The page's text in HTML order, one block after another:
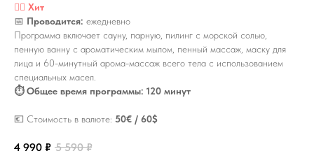
🏴‍☠️ Хит
📅 Проводится: ежедневно
Программа включает сауну, парную, пилинг с морской солью,
пенную ванну с ароматическим мылом, пенный массаж, маску для
лица и 60-минутный арома-массаж всего тела с использованием
специальных масел.
⏱ Общее время программы: 120 минут
💶 Стоимость в валюте: 50€ / 60$
4 990 ₽ 5 590 ₽